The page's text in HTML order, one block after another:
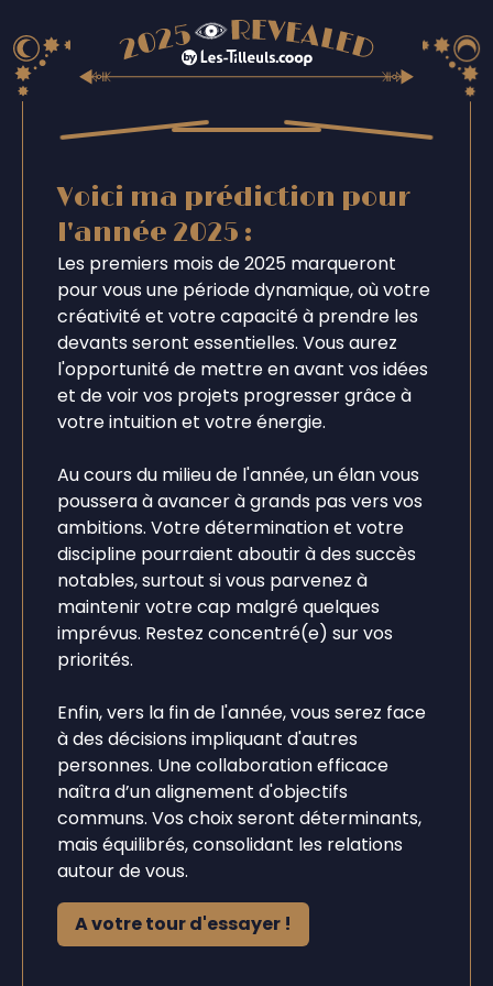
Voici ma prédiction pour
l'année 2025 :
Les premiers mois de 2025 marqueront
pour vous une période dynamique, où votre
créativité et votre capacité à prendre les
devants seront essentielles. Vous aurez
l'opportunité de mettre en avant vos idées
et de voir vos projets progresser grâce à
votre intuition et votre énergie.
Au cours du milieu de l'année, un élan vous
poussera à avancer à grands pas vers vos
ambitions. Votre détermination et votre
discipline pourraient aboutir à des succès
notables, surtout si vous parvenez à
maintenir votre cap malgré quelques
imprévus. Restez concentré(e) sur vos
priorités.
Enfin, vers la fin de l'année, vous serez face
à des décisions impliquant d'autres
personnes. Une collaboration efficace
naîtra d’un alignement d'objectifs
communs. Vos choix seront déterminants,
mais équilibrés, consolidant les relations
autour de vous.
A votre tour d'essayer !